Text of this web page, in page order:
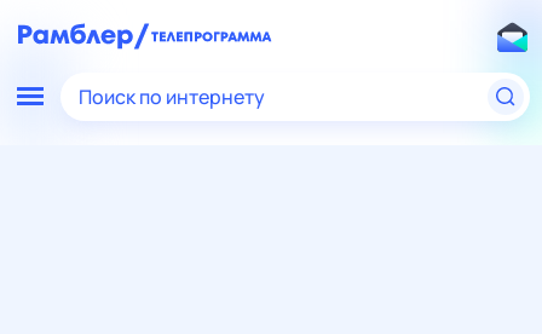
Поиск по интернету